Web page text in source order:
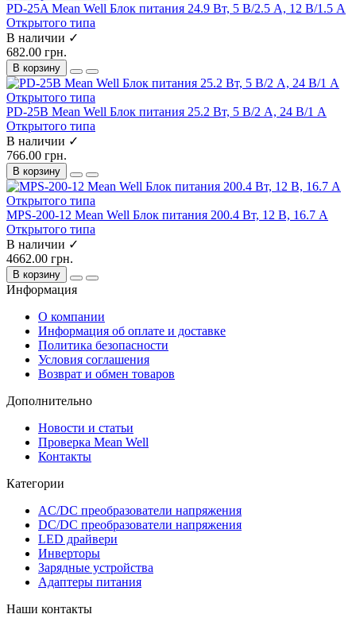
PD-25A Mean Well Блок питания 24.9 Вт, 5 В/2.5 А, 12 В/1.5 А
Открытого типа
В наличии ✓
682.00 грн.
В корзину
PD-25B Mean Well Блок питания 25.2 Вт, 5 В/2 А, 24 В/1 А
Открытого типа
В наличии ✓
766.00 грн.
В корзину
MPS-200-12 Mean Well Блок питания 200.4 Вт, 12 В, 16.7 А
Открытого типа
В наличии ✓
4662.00 грн.
В корзину
Информация
О компании
Информация об оплате и доставке
Политика безопасности
Условия соглашения
Возврат и обмен товаров
Дополнительно
Новости и статьи
Проверка Mean Well
Контакты
Категории
AC/DC преобразователи напряжения
DC/DC преобразователи напряжения
LED драйвери
Инверторы
Зарядные устройства
Адаптеры питания
Наши контакты